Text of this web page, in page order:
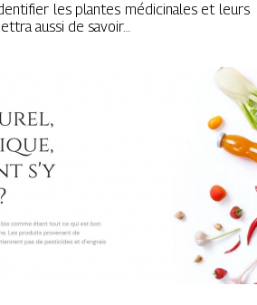
les plantes médicinales et leurs
aussi de savoir…